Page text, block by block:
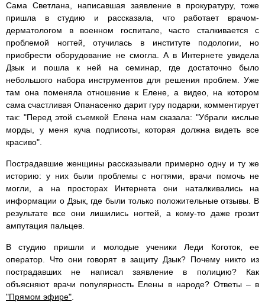
Сама Светлана, написавшая заявление в прокуратуру, тоже
пришла в студию и рассказала, что работает врачом-
дерматологом в военном госпитале, часто сталкивается с
проблемой ногтей, отучилась в институте подологии, но
приобрести оборудование не смогла. А в Интернете увидела
Дзык и пошла к ней на семинар, где достаточно было
небольшого набора инструментов для решения проблем. Уже
там она поменяла отношение к Елене, а видео, на котором
сама счастливая Опанасенко дарит гуру подарки, комментирует
так: "Перед этой съемкой Елена нам сказала: "Убрали кислые
морды, у меня куча подписоты, которая должна видеть все
красиво".
Пострадавшие женщины рассказывали примерно одну и ту же
историю: у них были проблемы с ногтями, врачи помочь не
могли, а на просторах Интернета они наталкивались на
информации о Дзык, где были только положительные отзывы. В
результате все они лишились ногтей, а кому-то даже грозит
ампутация пальцев.
В студию пришли и молодые ученики Леди Коготок, ее
оператор. Что они говорят в защиту Дзык? Почему никто из
пострадавших не написал заявление в полицию? Как
объясняют врачи популярность Елены в народе? Ответы – в
"Прямом эфире"